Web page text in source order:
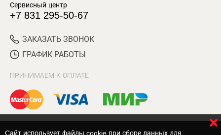
Сервисный центр
+7 831 295-50-67
ЗАКАЗАТЬ ЗВОНОК
ГРАФИК РАБОТЫ
ПРИНИМАЕМ К ОПЛАТЕ
Cайт использует файлы cookie при сборе данных для